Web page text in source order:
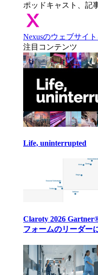
ポッドキャスト、記
Nexusのウェブサイ
注目コンテンツ
Life, uninterrupted
Claroty 2026
フォームのリーダー